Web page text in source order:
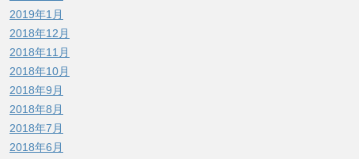
2019年1月
2018年12月
2018年11月
2018年10月
2018年9月
2018年8月
2018年7月
2018年6月